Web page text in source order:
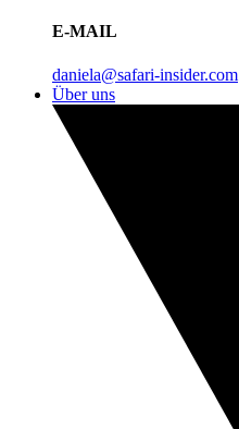
E-MAIL
daniela@safari-insider.com
Über uns